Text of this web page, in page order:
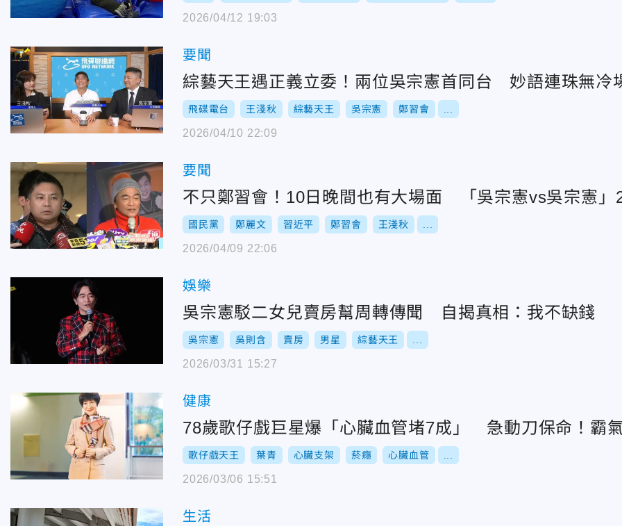
2026/04/12 19:03
要聞
綜藝天王遇正義立委！兩位吳宗憲首同台 妙語連珠無冷
飛碟電台 王淺秋 綜藝天王 吳宗憲 鄭習會
2026/04/10 22:09
要聞
不只鄭習會！10日晚間也有大場面 「吳宗憲vs吳宗憲」
國民黨 鄭麗文 習近平 鄭習會 王淺秋
2026/04/09 22:06
娛樂
吳宗憲駁二女兒賣房幫周轉傳聞 自揭真相：我不缺錢
吳宗憲 吳則含 賣房 男星 綜藝天王
2026/03/31 15:27
健康
78歲歌仔戲巨星爆「心臟血管堵7成」 急動刀保命！霸
歌仔戲天王 葉青 心臟支架 菸癮 心臟血管
2026/03/06 15:51
生活